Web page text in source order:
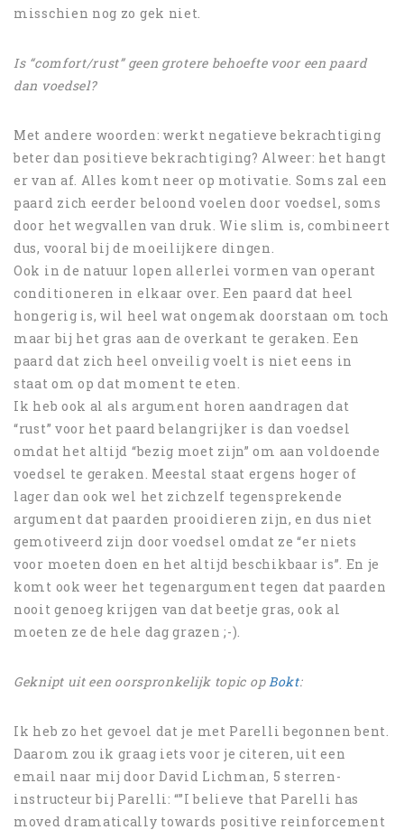
misschien nog zo gek niet.
Is “comfort/rust” geen grotere behoefte voor een paard
dan voedsel?
Met andere woorden: werkt negatieve bekrachtiging
beter dan positieve bekrachtiging? Alweer: het hangt
er van af. Alles komt neer op motivatie. Soms zal een
paard zich eerder beloond voelen door voedsel, soms
door het wegvallen van druk. Wie slim is, combineert
dus, vooral bij de moeilijkere dingen.
Ook in de natuur lopen allerlei vormen van operant
conditioneren in elkaar over. Een paard dat heel
hongerig is, wil heel wat ongemak doorstaan om toch
maar bij het gras aan de overkant te geraken. Een
paard dat zich heel onveilig voelt is niet eens in
staat om op dat moment te eten.
Ik heb ook al als argument horen aandragen dat
“rust” voor het paard belangrijker is dan voedsel
omdat het altijd “bezig moet zijn” om aan voldoende
voedsel te geraken. Meestal staat ergens hoger of
lager dan ook wel het zichzelf tegensprekende
argument dat paarden prooidieren zijn, en dus niet
gemotiveerd zijn door voedsel omdat ze “er niets
voor moeten doen en het altijd beschikbaar is”. En je
komt ook weer het tegenargument tegen dat paarden
nooit genoeg krijgen van dat beetje gras, ook al
moeten ze de hele dag grazen ;-).
Geknipt uit een oorspronkelijk topic opBokt:
Ik heb zo het gevoel dat je met Parelli begonnen bent.
Daarom zou ik graag iets voor je citeren, uit een
email naar mij door David Lichman, 5 sterren-
instructeur bij Parelli: “”I believe that Parelli has
moved dramatically towards positive reinforcement